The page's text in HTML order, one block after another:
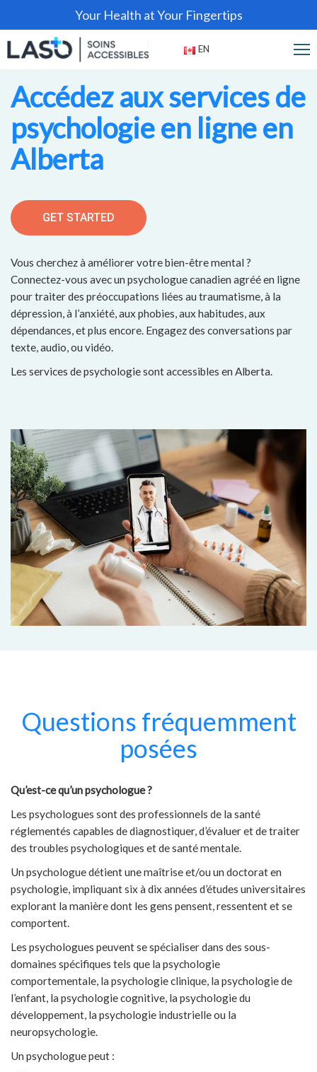
Your Health at Your Fingertips
EN
Accédez aux services de
psychologie en ligne en
Alberta
GET STARTED
Vous cherchez à améliorer votre bien-être mental ?
Connectez-vous avec un psychologue canadien agréé en ligne
pour traiter des préoccupations liées au traumatisme, à la
dépression, à l’anxiété, aux phobies, aux habitudes, aux
dépendances, et plus encore. Engagez des conversations par
texte, audio, ou vidéo.
Les services de psychologie sont accessibles en Alberta.
Questions fréquemment
posées
Qu’est-ce qu’un psychologue ?
Les psychologues sont des professionnels de la santé
réglementés capables de diagnostiquer, d’évaluer et de traiter
des troubles psychologiques et de santé mentale.
Un psychologue détient une maîtrise et/ou un doctorat en
psychologie, impliquant six à dix années d’études universitaires
explorant la manière dont les gens pensent, ressentent et se
comportent.
Les psychologues peuvent se spécialiser dans des sous-
domaines spécifiques tels que la psychologie
comportementale, la psychologie clinique, la psychologie de
l’enfant, la psychologie cognitive, la psychologie du
développement, la psychologie industrielle ou la
neuropsychologie.
Un psychologue peut :